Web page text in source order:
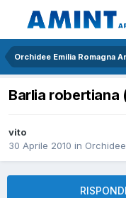
Orchidee Emilia Romagna
Barlia robertiana
vito
30 Aprile 2010 in